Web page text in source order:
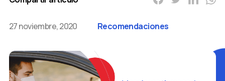
27 noviembre, 2020 Recomendaciones